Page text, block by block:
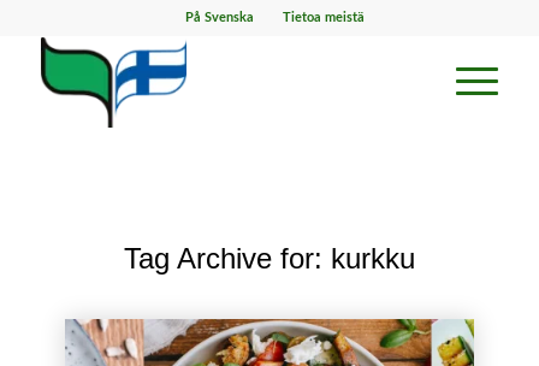
På Svenska Tietoa meistä
Tag Archive for: kurkku